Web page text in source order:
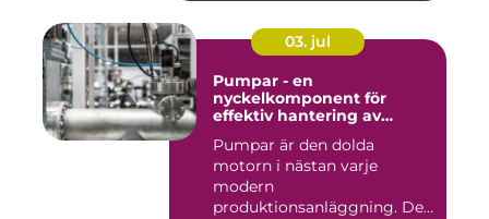
03. jul
Pumpar - en
nyckelkomponent för
effektiv hantering av
Pumpar är den dolda
motorn i nästan varje
modern
produktionsanläggning. De